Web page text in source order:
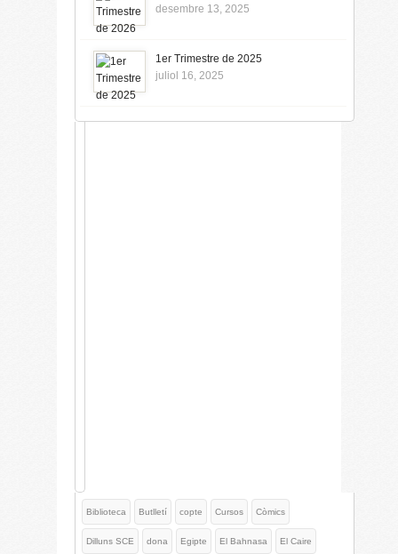
desembre 13, 2025
1er Trimestre de 2025
juliol 16, 2025
Biblioteca Butlletí copte Cursos Còmics
Dilluns SCE dona Egipte El Bahnasa El Caire